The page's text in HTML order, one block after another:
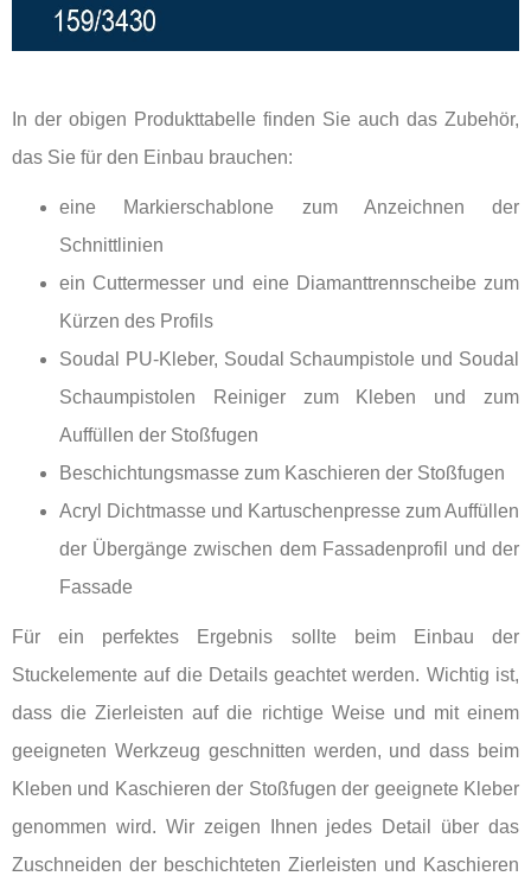
In der obigen Produkttabelle finden Sie auch das Zubehör,
das Sie für den Einbau brauchen:
eine Markierschablone zum Anzeichnen der
Schnittlinien
ein Cuttermesser und eine Diamanttrennscheibe zum
Kürzen des Profils
Soudal PU-Kleber, Soudal Schaumpistole und Soudal
Schaumpistolen Reiniger zum Kleben und zum
Auffüllen der Stoßfugen
Beschichtungsmasse zum Kaschieren der Stoßfugen
Acryl Dichtmasse und Kartuschenpresse zum Auffüllen
der Übergänge zwischen dem Fassadenprofil und der
Fassade
Für ein perfektes Ergebnis sollte beim Einbau der
Stuckelemente auf die Details geachtet werden. Wichtig ist,
dass die Zierleisten auf die richtige Weise und mit einem
geeigneten Werkzeug geschnitten werden, und dass beim
Kleben und Kaschieren der Stoßfugen der geeignete Kleber
genommen wird. Wir zeigen Ihnen jedes Detail über das
Zuschneiden der beschichteten Zierleisten und Kaschieren